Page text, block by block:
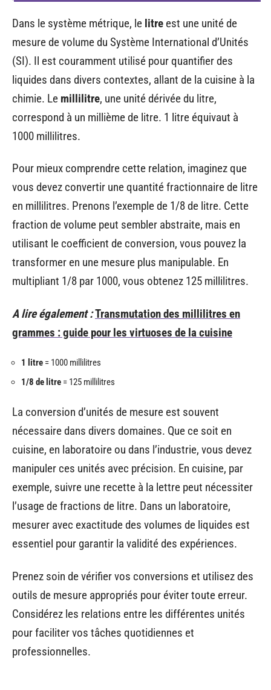
Dans le système métrique, le litre est une unité de
mesure de volume du Système International d’Unités
(SI). Il est couramment utilisé pour quantifier des
liquides dans divers contextes, allant de la cuisine à la
chimie. Le millilitre, une unité dérivée du litre,
correspond à un millième de litre. 1 litre équivaut à
1000 millilitres.
Pour mieux comprendre cette relation, imaginez que
vous devez convertir une quantité fractionnaire de litre
en millilitres. Prenons l’exemple de 1/8 de litre. Cette
fraction de volume peut sembler abstraite, mais en
utilisant le coefficient de conversion, vous pouvez la
transformer en une mesure plus manipulable. En
multipliant 1/8 par 1000, vous obtenez 125 millilitres.
A lire également :Transmutation des millilitres en
grammes : guide pour les virtuoses de la cuisine
1 litre = 1000 millilitres
1/8 de litre = 125 millilitres
La conversion d’unités de mesure est souvent
nécessaire dans divers domaines. Que ce soit en
cuisine, en laboratoire ou dans l’industrie, vous devez
manipuler ces unités avec précision. En cuisine, par
exemple, suivre une recette à la lettre peut nécessiter
l’usage de fractions de litre. Dans un laboratoire,
mesurer avec exactitude des volumes de liquides est
essentiel pour garantir la validité des expériences.
Prenez soin de vérifier vos conversions et utilisez des
outils de mesure appropriés pour éviter toute erreur.
Considérez les relations entre les différentes unités
pour faciliter vos tâches quotidiennes et
professionnelles.